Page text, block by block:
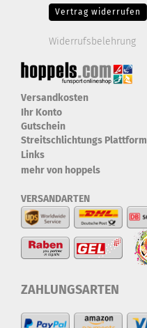
Vertrag widerrufen
Widerrufsbelehrung
Versandkosten
Ihr Konto
Gutschein
Streitschlichtungs Plattform
Links
mehr von hoppels
VERSANDARTEN
ZAHLUNGSARTEN